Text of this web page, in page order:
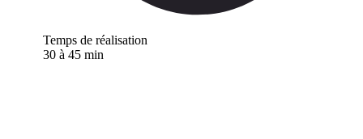
Temps de réalisation
30 à 45 min